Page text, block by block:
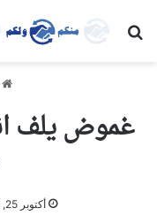
بحث عن
غموض يلف
أكتوبر 25, 2025